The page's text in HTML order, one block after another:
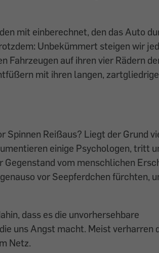
mit einberechnet, den das Auto
Unbekümmert steigen wir
Fahrzeugen auf ihren vier Rädern
mit ihren langen,
Spinnen Reißaus? Liegt der Grund
einige Psychologen, tritt
Gegenstand vom menschlichen
vor Seepferdchen fürchten,
dass es die unvorhersehbare
uns Angst macht. Meist verharren
Netz.